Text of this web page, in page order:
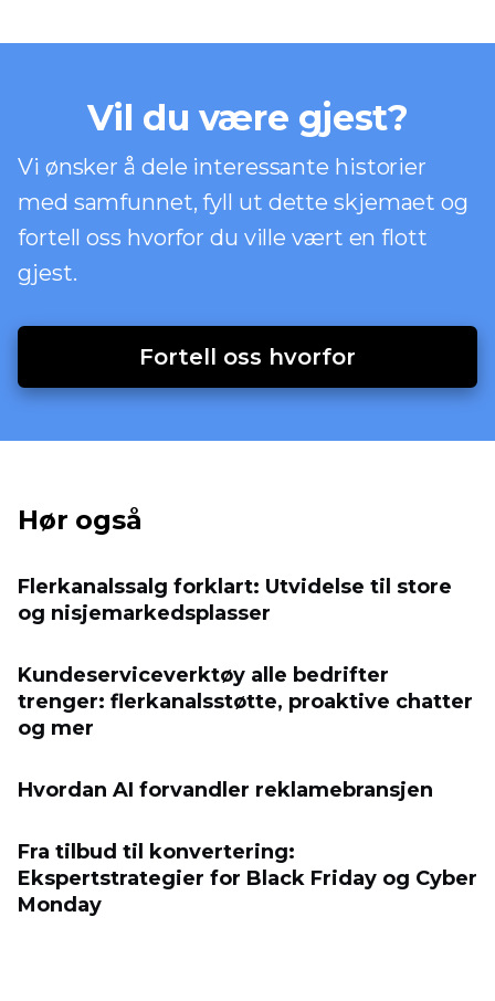
Vil du være gjest?
Vi ønsker å dele interessante historier
med samfunnet, fyll ut dette skjemaet og
fortell oss hvorfor du ville vært en flott
gjest.
Fortell oss hvorfor
Hør også
Flerkanalssalg forklart: Utvidelse til store
og nisjemarkedsplasser
Kundeserviceverktøy alle bedrifter
trenger: flerkanalsstøtte, proaktive chatter
og mer
Hvordan AI forvandler reklamebransjen
Fra tilbud til konvertering:
Ekspertstrategier for Black Friday og Cyber
​​Monday